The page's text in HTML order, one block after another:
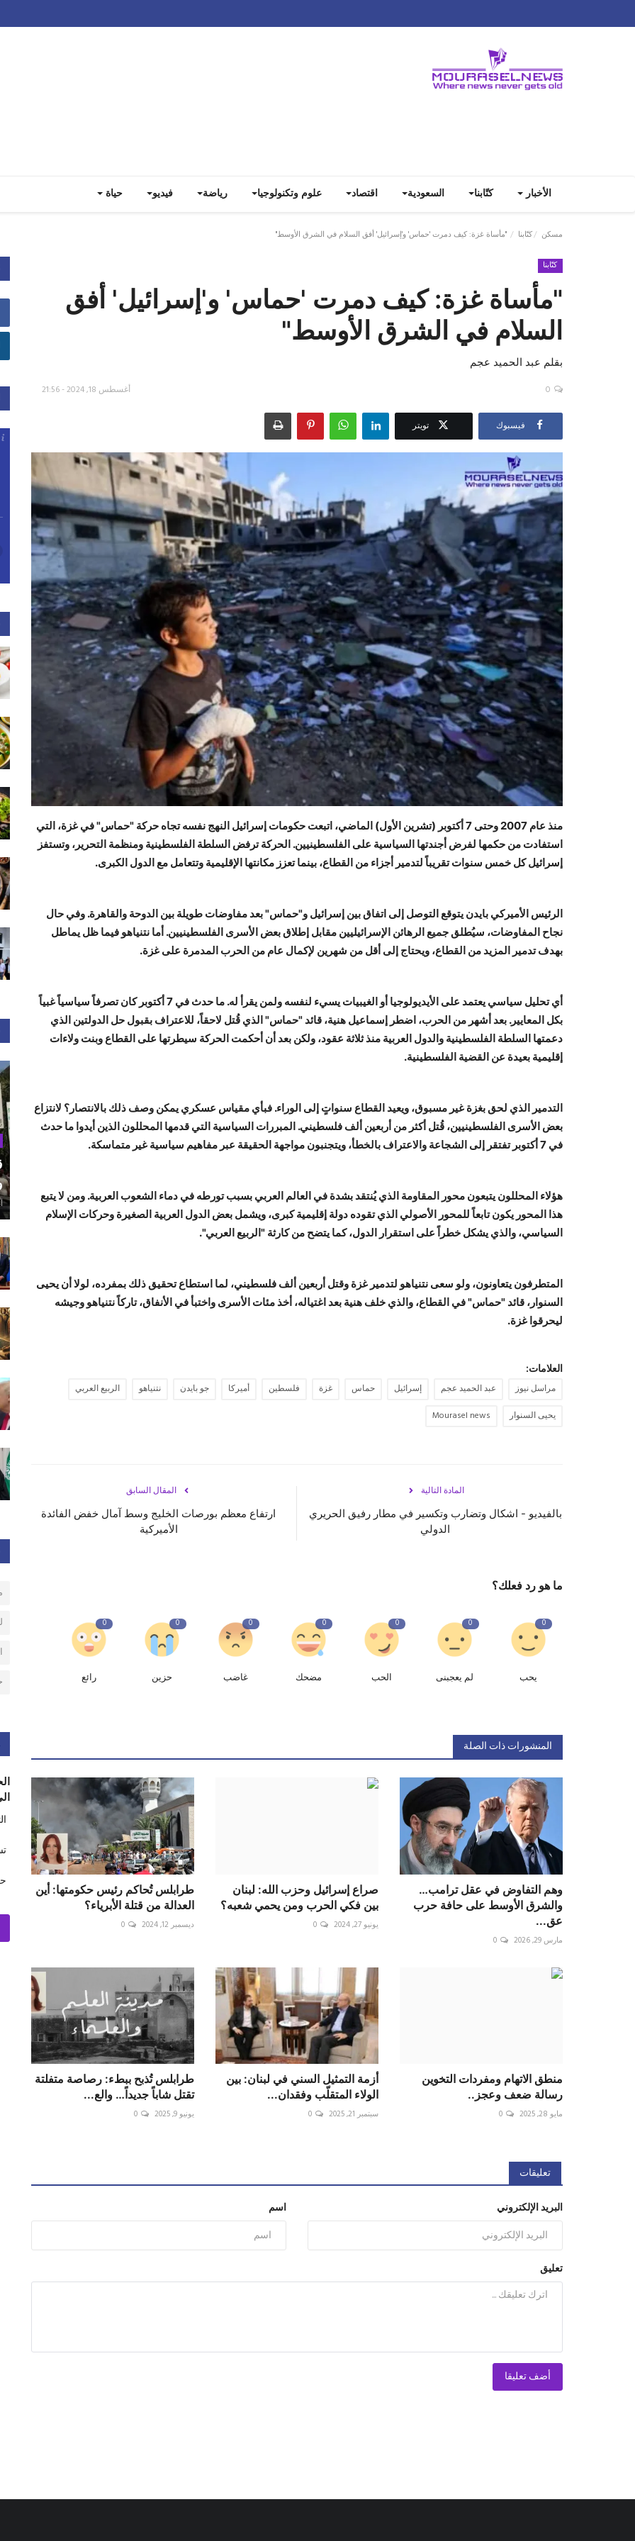
الأخبار كتّابنا السعودية اقتصاد علوم وتكنولوجيا رياضة فيديو حياة
مسكن كتّابنا "مأساة غزة: كيف دمرت 'حماس' و'إسرائيل' أفق السلام في الشرق الأوسط"
كتّابنا
"مأساة غزة: كيف دمرت 'حماس' و'إسرائيل' أفق
السلام في الشرق الأوسط"
بقلم عبد الحميد عجم
أغسطس 18, 2024 - 21:56 0
فيسبوك تويتر
منذ عام 2007 وحتى 7 أكتوبر (تشرين الأول) الماضي، اتبعت حكومات إسرائيل النهج نفسه تجاه حركة "حماس" في غزة، التي
استفادت من حكمها لفرض أجندتها السياسية على الفلسطينيين. الحركة ترفض السلطة الفلسطينية ومنظمة التحرير، وتستفز
إسرائيل كل خمس سنوات تقريباً لتدمير أجزاء من القطاع، بينما تعزز مكانتها الإقليمية وتتعامل مع الدول الكبرى.
الرئيس الأميركي بايدن يتوقع التوصل إلى اتفاق بين إسرائيل و"حماس" بعد مفاوضات طويلة بين الدوحة والقاهرة. وفي حال
نجاح المفاوضات، سيُطلق جميع الرهائن الإسرائيليين مقابل إطلاق بعض الأسرى الفلسطينيين. أما نتنياهو فيما ظل يماطل
بهدف تدمير المزيد من القطاع، ويحتاج إلى أقل من شهرين لإكمال عام من الحرب المدمرة على غزة.
أي تحليل سياسي يعتمد على الأيديولوجيا أو الغيبيات يسيء لنفسه ولمن يقرأ له. ما حدث في 7 أكتوبر كان تصرفاً سياسياً غبياً
بكل المعايير. بعد أشهر من الحرب، اضطر إسماعيل هنية، قائد "حماس" الذي قُتل لاحقاً، للاعتراف بقبول حل الدولتين الذي
دعمتها السلطة الفلسطينية والدول العربية منذ ثلاثة عقود، ولكن بعد أن أحكمت الحركة سيطرتها على القطاع وبنت ولاءات
إقليمية بعيدة عن القضية الفلسطينية.
التدمير الذي لحق بغزة غير مسبوق، ويعيد القطاع سنواتٍ إلى الوراء. فبأي مقياس عسكري يمكن وصف ذلك بالانتصار؟ لانتزاع
بعض الأسرى الفلسطينيين، قُتل أكثر من أربعين ألف فلسطيني. المبررات السياسية التي قدمها المحللون الذين أيدوا ما حدث
في 7 أكتوبر تفتقر إلى الشجاعة والاعتراف بالخطأ، ويتجنبون مواجهة الحقيقة عبر مفاهيم سياسية غير متماسكة.
هؤلاء المحللون يتبعون محور المقاومة الذي يُنتقد بشدة في العالم العربي بسبب تورطه في دماء الشعوب العربية. ومن لا يتبع
هذا المحور يكون تابعاً للمحور الأصولي الذي تقوده دولة إقليمية كبرى، ويشمل بعض الدول العربية الصغيرة وحركات الإسلام
السياسي، والذي يشكل خطراً على استقرار الدول، كما يتضح من كارثة "الربيع العربي".
المتطرفون يتعاونون، ولو سعى نتنياهو لتدمير غزة وقتل أربعين ألف فلسطيني، لما استطاع تحقيق ذلك بمفرده، لولا أن يحيى
السنوار، قائد "حماس" في القطاع، والذي خلف هنية بعد اغتياله، أخذ مئات الأسرى واختبأ في الأنفاق، تاركاً نتنياهو وجيشه
ليحرقوا غزة.
العلامات:
مراسل نيوز عبد الحميد عجم إسرائيل حماس غزة فلسطين أميركا جو بايدن نتنياهو
الربيع العربي
يحيى السنوار
Mourasel news
المقال السابق
ارتفاع معظم بورصات الخليج وسط آمال خفض الفائدة
الأميركية
المادة التالية
بالفيديو - اشكال وتضارب وتكسير في مطار رفيق الحريري
الدولي
ما هو رد فعلك؟
0
يحب
0
لم يعجبنى
0
الحب
0
مضحك
0
غاضب
0
حزين
0
رائع
المنشورات ذات الصلة
وهم التفاوض في عقل ترامب…
والشرق الأوسط على حافة حرب
عق...
مارس 29, 2026 0
صراع إسرائيل وحزب الله: لبنان
بين فكي الحرب ومن يحمي شعبه؟
يونيو 27, 2024 0
طرابلس تُحاكم رئيس حكومتها: أين
العدالة من قتلة الأبرياء؟
ديسمبر 12, 2024 0
منطق الاتهام ومفردات التخوين
رسالة ضعف وعجز..
مايو 28, 2025 0
أزمة التمثيل السني في لبنان: بين
الولاء المتقلّب وفقدان...
سبتمبر 21, 2025 0
طرابلس تُذبح ببطء: رصاصة متفلتة
تقتل شاباً جديداً… والع...
يونيو 9, 2025 0
تعليقات
اسم البريد الإلكتروني
تعليق
أضف تعليقا